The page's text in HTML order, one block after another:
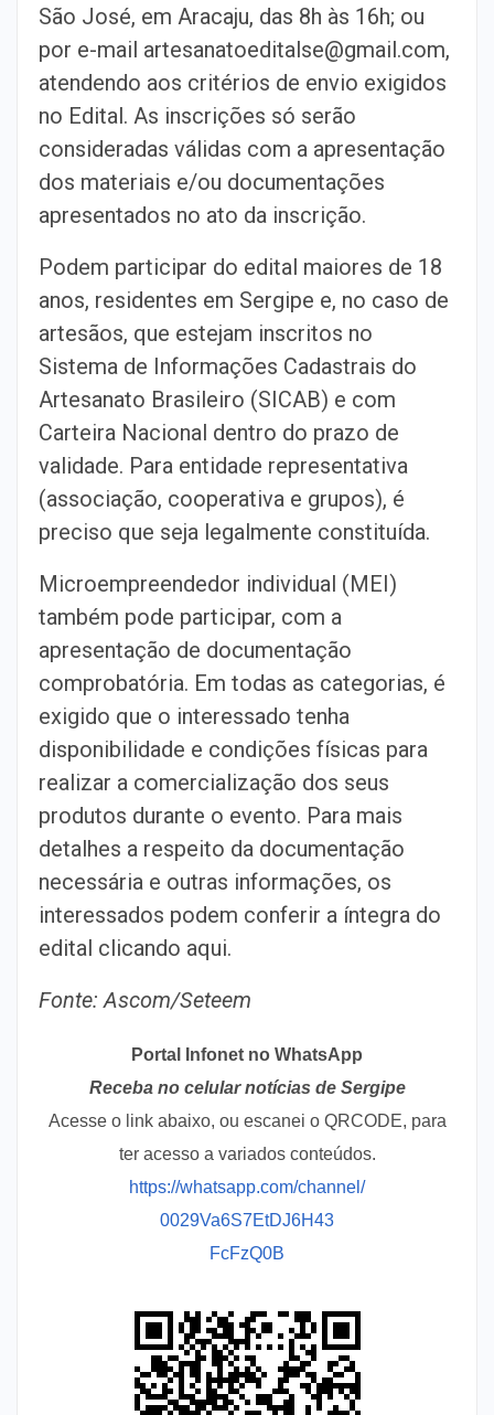
São José, em Aracaju, das 8h às 16h; ou
por e-mail artesanatoeditalse@gmail.com,
atendendo aos critérios de envio exigidos
no Edital. As inscrições só serão
consideradas válidas com a apresentação
dos materiais e/ou documentações
apresentados no ato da inscrição.
Podem participar do edital maiores de 18
anos, residentes em Sergipe e, no caso de
artesãos, que estejam inscritos no
Sistema de Informações Cadastrais do
Artesanato Brasileiro (SICAB) e com
Carteira Nacional dentro do prazo de
validade. Para entidade representativa
(associação, cooperativa e grupos), é
preciso que seja legalmente constituída.
Microempreendedor individual (MEI)
também pode participar, com a
apresentação de documentação
comprobatória. Em todas as categorias, é
exigido que o interessado tenha
disponibilidade e condições físicas para
realizar a comercialização dos seus
produtos durante o evento. Para mais
detalhes a respeito da documentação
necessária e outras informações, os
interessados podem conferir a íntegra do
edital clicando aqui.
Fonte: Ascom/Seteem
Portal Infonet no WhatsApp
Receba no celular notícias de Sergipe
Acesse o link abaixo, ou escanei o QRCODE, para
ter acesso a variados conteúdos.
https://whatsapp.com/channel/
0029Va6S7EtDJ6H43
FcFzQ0B